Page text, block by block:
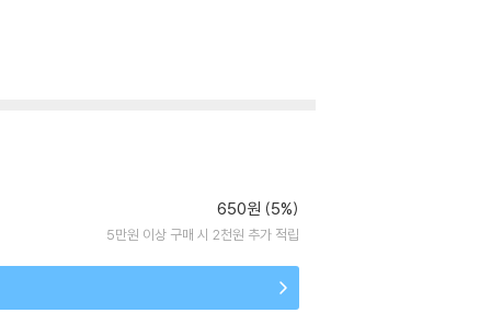
650원 (5%)
5만원 이상 구매 시 2천원 추가 적립